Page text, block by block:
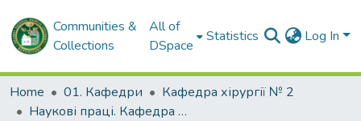
Communities &
Collections
All of
DSpace
Statistics Log In
Home 01. Кафедри
Кафедра хірургії № 2
Наукові праці. Кафедра хірургії № 2